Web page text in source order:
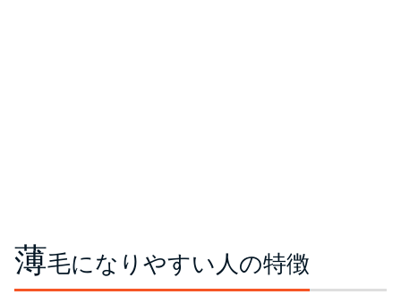
薄毛になりやすい人の特徴